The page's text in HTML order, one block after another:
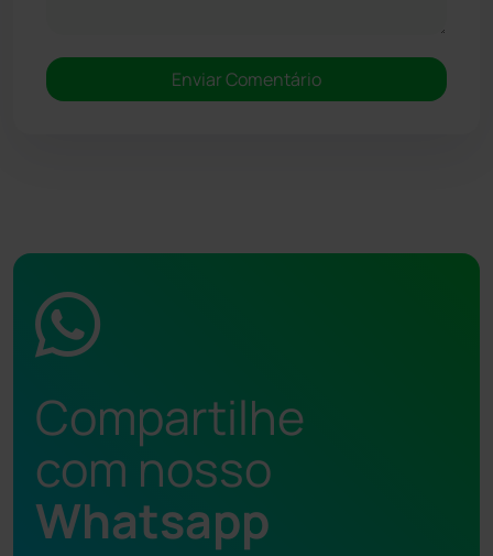
Compartilhe
com nosso
Whatsapp